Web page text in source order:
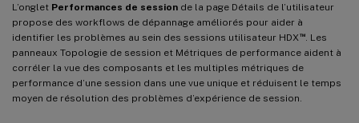
L’onglet Performances de session de la page Détails de l’utilisateur
propose des workflows de dépannage améliorés pour aider à
identifier les problèmes au sein des sessions utilisateur HDX ™. Les
panneaux Topologie de session et Métriques de performance aident à
corréler la vue des composants et les multiples métriques de
performance d’une session dans une vue unique et réduisent le temps
moyen de résolution des problèmes d’expérience de session.